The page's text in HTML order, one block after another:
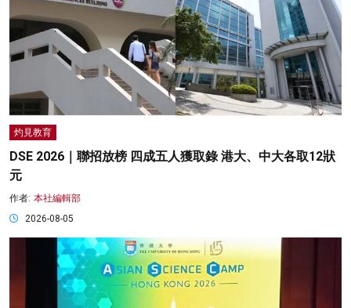
灼見教育
DSE 2026｜聯招放榜 四成五人獲取錄 港大、中大各取12狀
元
作者: 本社編輯部
2026-08-05